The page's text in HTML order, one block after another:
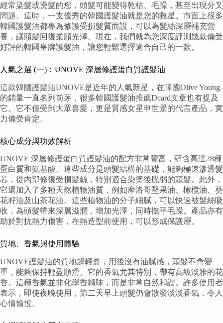
經常染髮或燙髮的您，頭髮可能變得乾枯、毛躁，甚至出現分叉
問題。這時，一支優秀的韓國護髮油就是您的救星。市面上很多
韓國護髮油都專為修護受損髮質而設，可以為髮絲深層補充營
養，讓頭髮回復柔順光澤。現在，我們就為您深度評測幾款備受
好評的韓國皇牌護髮油，讓您輕鬆選擇適合自己的一款。
人氣之選 (一)：UNOVE 深層修護蛋白質護髮油
這款韓國護髮油UNOVE是近年的人氣新星，在韓國Olive Young
的銷量一直名列前茅，很多韓國護髮油推薦Dcard文章也有提及
它。它不僅受到大眾喜愛，更是質感女星申世景的代言產品，實
力備受肯定。
核心成分與功效解析
UNOVE 深層修護蛋白質護髮油的配方非常豐富，蘊含高達28種
蛋白質和氨基酸。這些成分是頭髮結構的基礎，能夠極速滲透髮
芯，從內部修復受損髮絲，特別適合染燙後脆弱的頭髮。此外，
它還加入了多種天然植物油質，例如摩洛哥堅果油、橄欖油、葵
花籽油及山茶花油。這些植物油的分子細膩，可以快速被髮絲吸
收，為頭髮帶來深層滋潤，增加光澤，同時撫平毛躁。產品亦有
助於對抗熱力傷害，在熱造型前使用，可以形成保護層。
質地、香氣與使用體驗
UNOVE護髮油的質地超輕盈，用後沒有油膩感，頭髮不會變
重，能夠保持輕盈順滑。它的香氣尤其特別，帶有高級淡雅的花
香。這種香氣並非化學香精味，而是非常自然和諧。許多使用者
表示，即使夜晚使用，第二天早上頭髮仍會散發淡淡香氣，令人
心情愉悅。